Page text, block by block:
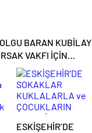
BARAN KUBİLAY
VAKFI İÇİN
ESKİŞEHİR’DE